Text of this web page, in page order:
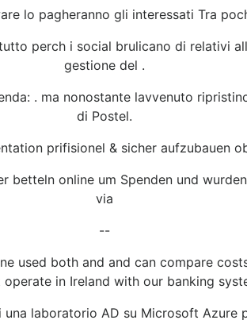
lo pagheranno gli interessati Tra
perch i social brulicano di relativi
gestione del .
. ma nonostante lavvenuto
di Postel.
prifisionel & sicher aufzubauen
betteln online um Spenden und
via
--
used both and and can compare
in Ireland with our banking
una laboratorio AD su Microsoft Azure